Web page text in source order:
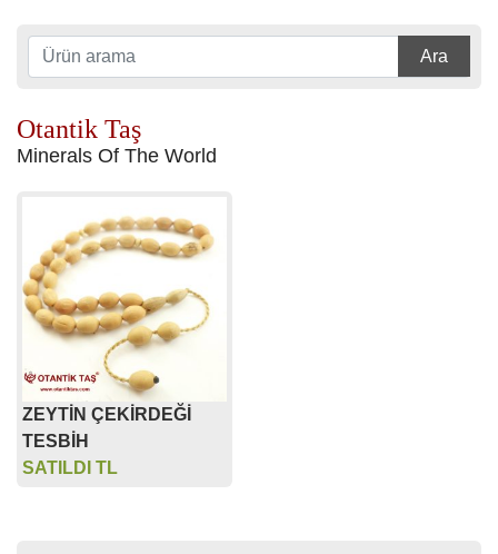
Ara
Otantik Taş
Minerals Of The World
ZEYTİN ÇEKİRDEĞİ
TESBİH
SATILDI TL